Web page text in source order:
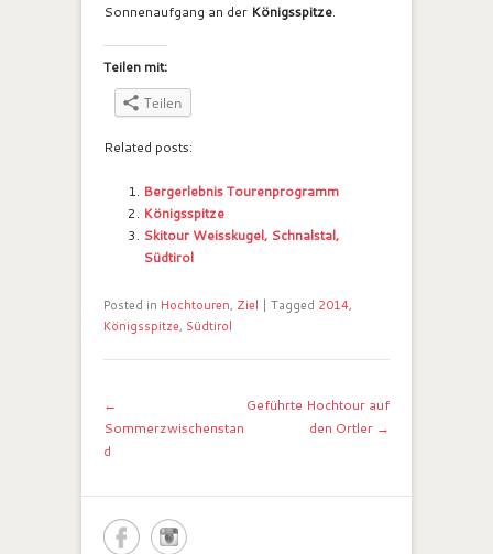
Sonnenaufgang an der Königsspitze.
Teilen mit:
Teilen
Related posts:
Bergerlebnis Tourenprogramm
Königsspitze
Skitour Weisskugel, Schnalstal,
Südtirol
Posted in Hochtouren, Ziel | Tagged 2014,
Königsspitze, Südtirol
Post navigation
←
Sommerzwischenstan
d
Geführte Hochtour auf
den Ortler →